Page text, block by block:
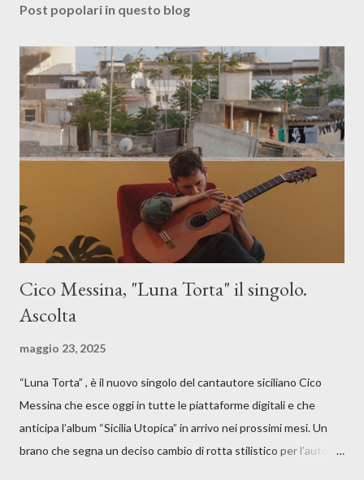
Post popolari in questo blog
Cico Messina, "Luna Torta" il singolo.
Ascolta
maggio 23, 2025
“Luna Torta” , è il nuovo singolo del cantautore siciliano Cico
Messina che esce oggi in tutte le piattaforme digitali e che
anticipa l’album “Sicilia Utopica” in arrivo nei prossimi mesi. Un
brano che segna un deciso cambio di rotta stilistico per l’autore